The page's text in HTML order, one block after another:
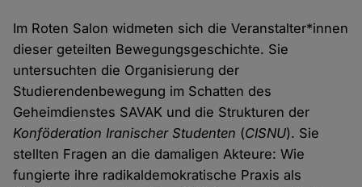
Im Roten Salon widmeten sich die Veranstalter*innen
dieser geteilten Bewegungsgeschichte. Sie
untersuchten die Organisierung der
Studierendenbewegung im Schatten des
Geheimdienstes SAVAK und die Strukturen der
Konföderation Iranischer Studenten (CISNU). Sie
stellten Fragen an die damaligen Akteure: Wie
fungierte ihre radikaldemokratische Praxis als